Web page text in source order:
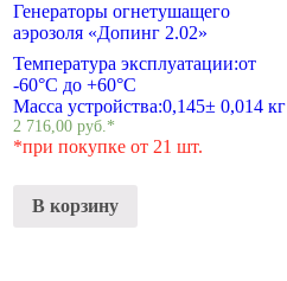
Генераторы огнетушащего
аэрозоля «Допинг 2.02»
Температура эксплуатации:от
-60°С до +60°С
Масса устройства:0,145± 0,014 кг
2 716,00руб.*
*при покупке от 21 шт.
В корзину